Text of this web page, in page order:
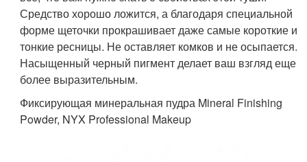
Средство хорошо ложится, а благодаря специальной
форме щеточки прокрашивает даже самые короткие и
тонкие ресницы. Не оставляет комков и не осыпается.
Насыщенный черный пигмент делает ваш взгляд еще
более выразительным.
Фиксирующая минеральная пудра Mineral Finishing
Powder, NYX Professional Makeup